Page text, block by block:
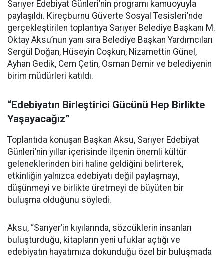
Sarıyer Edebiyat Günleri’nin programı kamuoyuyla
paylaşıldı. Kireçburnu Güverte Sosyal Tesisleri’nde
gerçekleştirilen toplantıya Sarıyer Belediye Başkanı M.
Oktay Aksu’nun yanı sıra Belediye Başkan Yardımcıları
Sergül Doğan, Hüseyin Coşkun, Nizamettin Günel,
Ayhan Gedik, Cem Çetin, Osman Demir ve belediyenin
birim müdürleri katıldı.
“Edebiyatın Birleştirici Gücünü Hep Birlikte
Yaşayacağız”
Toplantıda konuşan Başkan Aksu, Sarıyer Edebiyat
Günleri’nin yıllar içerisinde ilçenin önemli kültür
geleneklerinden biri haline geldiğini belirterek,
etkinliğin yalnızca edebiyatı değil paylaşmayı,
düşünmeyi ve birlikte üretmeyi de büyüten bir
buluşma olduğunu söyledi.
Aksu, “Sarıyer’in kıyılarında, sözcüklerin insanları
buluşturduğu, kitapların yeni ufuklar açtığı ve
edebiyatın hayatımıza dokunduğu özel bir buluşmada